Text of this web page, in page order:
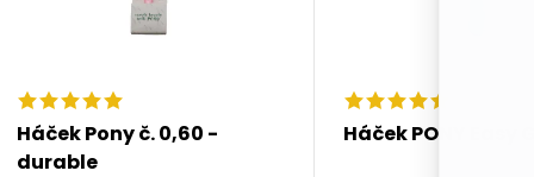
Háček Pony č. 0,60 -
durable
Háček PONY Easy